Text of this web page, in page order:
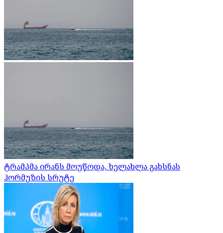
ტრამპმა ირანს მოუწოდა, ხელახლა გახსნას
ჰორმუზის სრუტე